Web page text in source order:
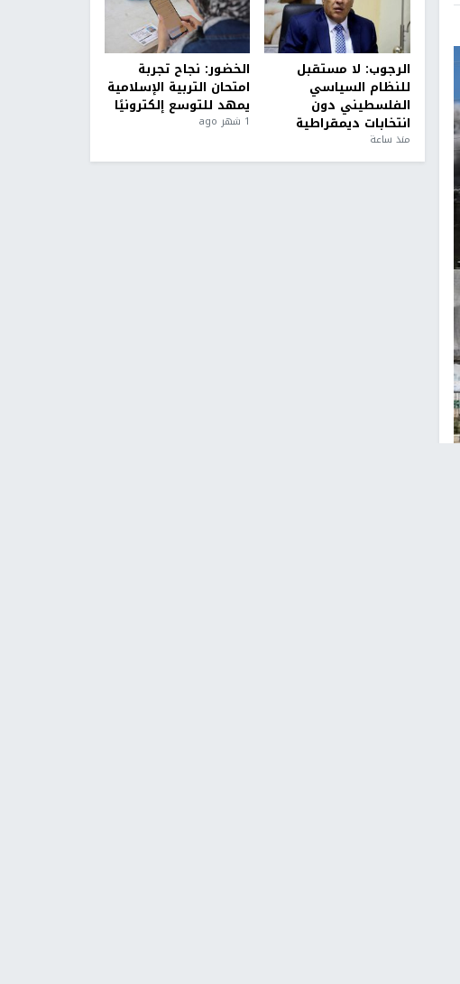
الرجوب: لا مستقبل
للنظام السياسي
الفلسطيني دون
انتخابات ديمقراطية
منذ ساعة
الخضور: نجاح تجربة
امتحان التربية الإسلامية
يمهد للتوسع إلكترونيًا
1 شهر ago